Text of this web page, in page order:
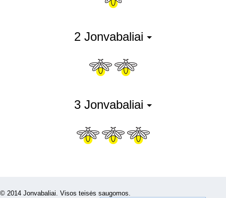
2 Jonvabaliai
3 Jonvabaliai
© 2014 Jonvabaliai. Visos teisės saugomos.